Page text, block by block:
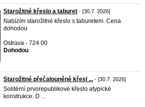
Starožitné křeslo a taburet - [30.7. 2026]
Nabízím starožitné křeslo s taburetem. Cena
dohodou
Ostrava - 724 00
Dohodou
Starožitné přečalouněné křesl ... - [30.7. 2026]
Solitérní prvorepublikové křeslo atypické
konstrukce. D ...